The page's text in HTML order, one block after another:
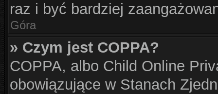
raz i być bardziej
Góra
» Czym jest COPPA?
COPPA, albo Child Online
obowiązujące w Stanach